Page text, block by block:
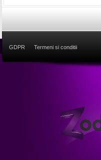
GDPR Termeni si conditii